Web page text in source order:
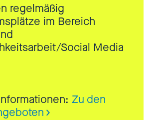
regelmäßig
im Bereich
Social Media
Zu den